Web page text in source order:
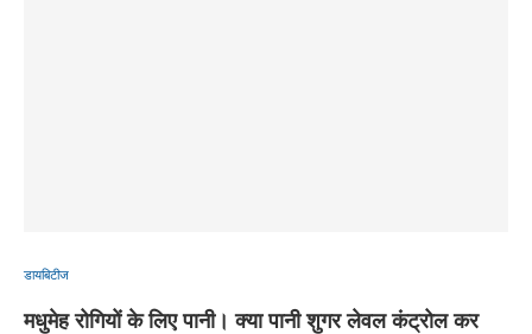
डायबिटीज
मधुमेह रोगियों के लिए पानी। क्या पानी शुगर लेवल कंट्रोल कर